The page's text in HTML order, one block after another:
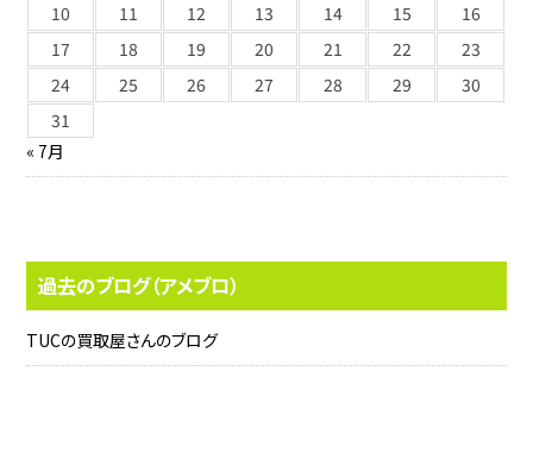
10
11 12 13 14 15
16
17
18 19 20 21 22
23
24
25 26 27 28 29
30
31
« 7月
過去のブログ（アメブロ）
TUCの買取屋さんのブログ